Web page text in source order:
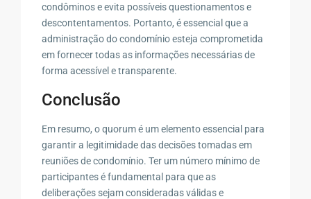
condôminos e evita possíveis questionamentos e
descontentamentos. Portanto, é essencial que a
administração do condomínio esteja comprometida
em fornecer todas as informações necessárias de
forma acessível e transparente.
Conclusão
Em resumo, o quorum é um elemento essencial para
garantir a legitimidade das decisões tomadas em
reuniões de condomínio. Ter um número mínimo de
participantes é fundamental para que as
deliberações sejam consideradas válidas e